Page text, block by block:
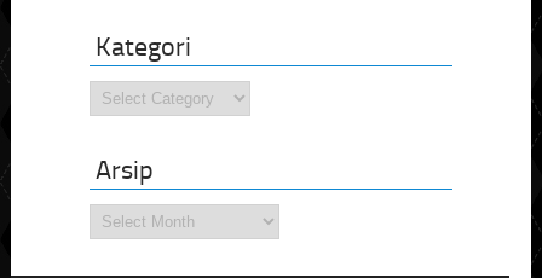
Kategori
Kategori
Arsip
Arsip